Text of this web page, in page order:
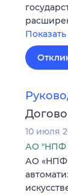
10 июля
АО "НПФ
АО «НПФ